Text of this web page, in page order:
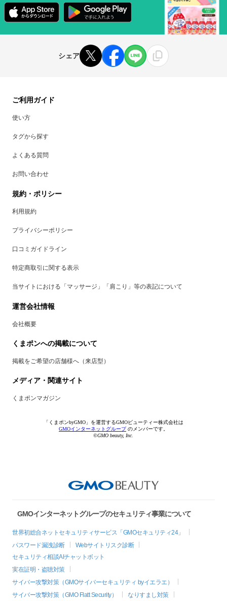
シェア
ご利用ガイド
使い方
タグから探す
よくある質問
お問い合わせ
規約・ポリシー
利用規約
プライバシーポリシー
口コミガイドライン
特定商取引に関する表示
当サイトにおける「マッサージ」「肩こり」等の表記について
運営会社情報
会社概要
くまポンへの掲載について
掲載をご希望の店舗様へ（来店型）
メディア・関連サイト
くまポンマガジン
「くまポンbyGMO」を運営するGMOビューティー株式会社は
GMOインターネットグループのメンバーです。
©GMO beauty, Inc.
GMOインターネットグループのセキュリティ事業について
世界初総合ネットセキュリティサービス「GMOセキュリティ24」
パスワード漏洩診断
Webサイトリスク診断
セキュリティ相談AIチャットボット
実在証明・盗聴対策
サイバー攻撃対策（GMOサイバーセキュリティ byイエラエ）
サイバー攻撃対策（GMO Flatt Security）
なりすまし対策